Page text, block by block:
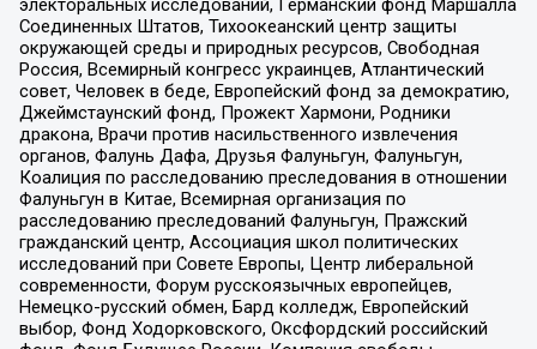
электоральных исследований, Германский фонд Маршалла
Соединенных Штатов, Тихоокеанский центр защиты
окружающей среды и природных ресурсов, Свободная
Россия, Всемирный конгресс украинцев, Атлантический
совет, Человек в беде, Европейский фонд за демократию,
Джеймстаунский фонд, Прожект Хармони, Родники
дракона, Врачи против насильственного извлечения
органов, Фалунь Дафа, Друзья Фалуньгун, Фалуньгун,
Коалиция по расследованию преследования в отношении
Фалуньгун в Китае, Всемирная организация по
расследованию преследований Фалуньгун, Пражский
гражданский центр, Ассоциация школ политических
исследований при Совете Европы, Центр либеральной
современности, Форум русскоязычных европейцев,
Немецко-русский обмен, Бард колледж, Европейский
выбор, Фонд Ходорковского, Оксфордский российский